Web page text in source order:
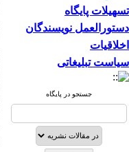
تسهیلات پایگاه
دستورالعمل نویسندگان
اخلاقیات
سیاست تبلیغاتی
جستجو در پایگاه